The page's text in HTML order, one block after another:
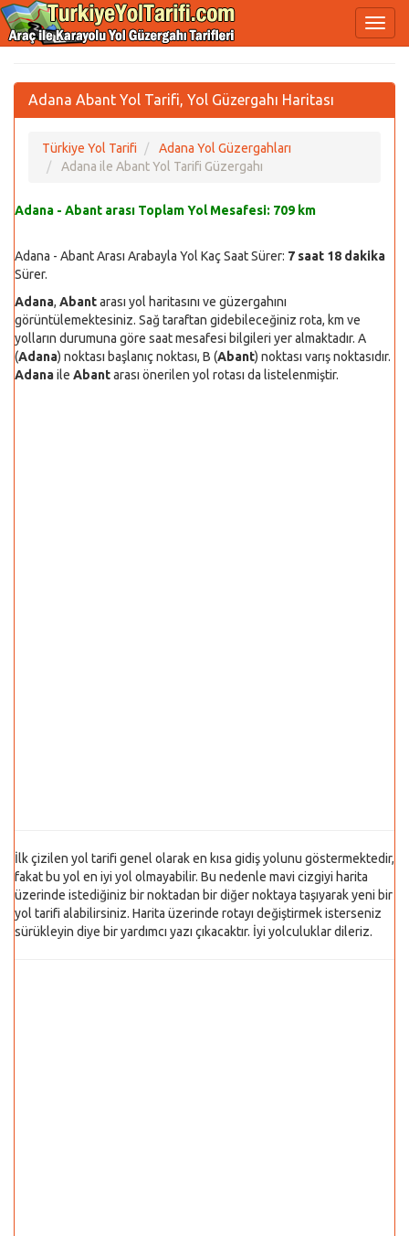
Adana Abant Yol Tarifi, Yol Güzergahı Haritası
Türkiye Yol Tarifi
Adana Yol Güzergahları
Adana ile Abant Yol Tarifi Güzergahı
Adana - Abant arası Toplam Yol Mesafesi: 709 km
Adana - Abant Arası Arabayla Yol Kaç Saat Sürer: 7 saat 18 dakika
Sürer.
Adana, Abantarası yol haritasını ve güzergahını
görüntülemektesiniz. Sağ taraftan gidebileceğiniz rota, km ve
yolların durumuna göre saat mesafesi bilgileri yer almaktadır. A
(Adana) noktası başlanıç noktası, B (Abant) noktası varış noktasıdır.
Adanaile Abantarası önerilen yol rotası da listelenmiştir.
İlk çizilen yol tarifi genel olarak en kısa gidiş yolunu göstermektedir,
fakat bu yol en iyi yol olmayabilir. Bu nedenle mavi cizgiyi harita
üzerinde istediğiniz bir noktadan bir diğer noktaya taşıyarak yeni bir
yol tarifi alabilirsiniz. Harita üzerinde rotayı değiştirmek isterseniz
sürükleyin diye bir yardımcı yazı çıkacaktır. İyi yolculuklar dileriz.